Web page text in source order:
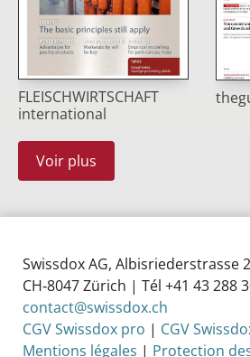
FLEISCHWIRTSCHAFT
international
Voir plus
Swissdox AG, Albisriederstrasse
CH‑8047 Zürich | Tél +41 43 288
contact@swissdox.ch
CGV Swissdox pro | CGV
Mentions légales | Protection